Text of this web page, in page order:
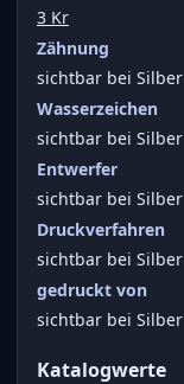
3 Kr
Zähnung
sichtbar bei Silber
Wasserzeichen
sichtbar bei Silber
Entwerfer
sichtbar bei Silber
Druckverfahren
sichtbar bei Silber
gedruckt von
sichtbar bei Silber
Katalogwerte